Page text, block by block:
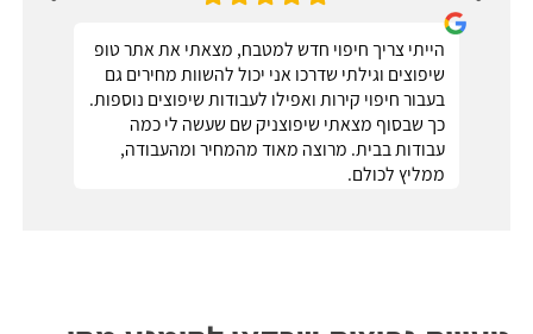
הייתי צריך חיפוי חדש למטבח, מצאתי את אתר טופ
שיפוצים וגילתי שדרכו אני יכול להשוות מחירים גם
בעבור חיפוי קירות ואפילו לעבודות שיפוצים נוספות.
כך שבסוף מצאתי שיפוצניק שם שעשה לי כמה
עבודות בבית. מרוצה מאוד מהמחיר ומהעבודה,
ממליץ לכולם.